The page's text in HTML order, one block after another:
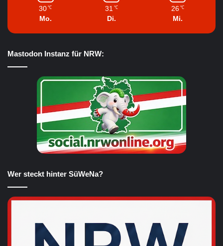
30 ℃
Mo.
31 ℃
Di.
26 ℃
Mi.
Mastodon Instanz für NRW:
Wer steckt hinter SüWeNa?